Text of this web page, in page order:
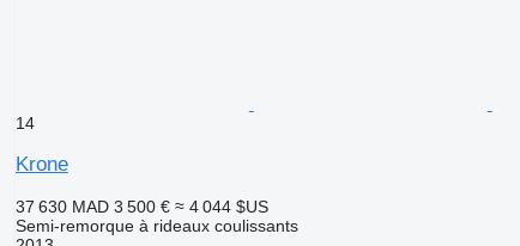
14
Krone
37 630 MAD 3 500 € ≈ 4 044 $US
Semi-remorque à rideaux coulissants